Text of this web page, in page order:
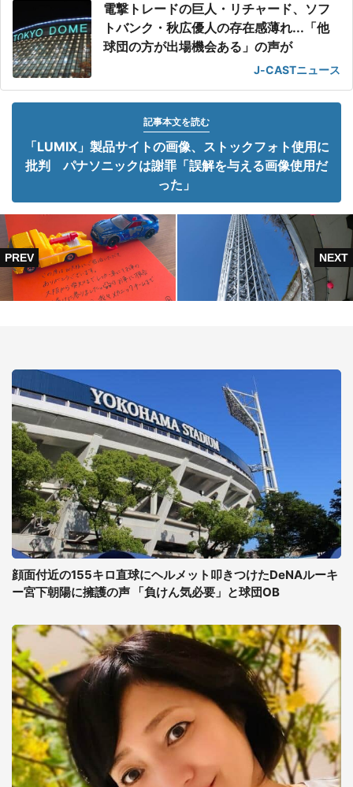
電撃トレードの巨人・リチャード、ソフ
トバンク・秋広優人の存在感薄れ...「他
球団の方が出場機会ある」の声が
J-CASTニュース
記事本文を読む
「LUMIX」製品サイトの画像、ストックフォト使用に
批判 パナソニックは謝罪「誤解を与える画像使用だ
った」
顔面付近の155キロ直球にヘルメット叩きつけたDeNAルーキ
ー宮下朝陽に擁護の声 「負けん気必要」と球団OB